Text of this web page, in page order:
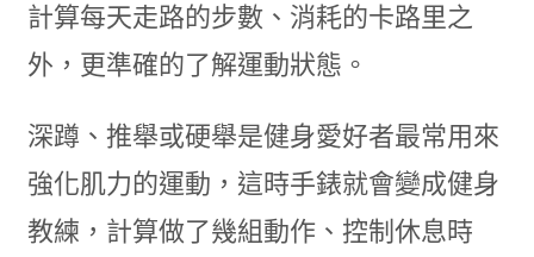
計算每天走路的步數、消耗的卡路里之
外，更準確的了解運動狀態。
深蹲、推舉或硬舉是健身愛好者最常用來
強化肌力的運動，這時手錶就會變成健身
教練，計算做了幾組動作、控制休息時